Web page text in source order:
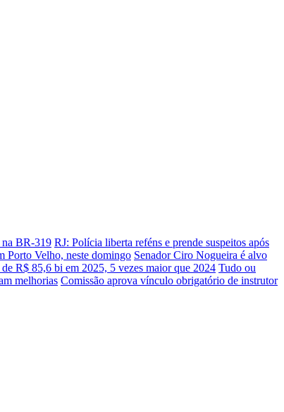
na BR-319 RJ: Polícia liberta reféns e prende suspeitos após
Porto Velho, neste domingo Senador Ciro Nogueira é alvo
de R$ 85,6 bi em 2025, 5 vezes maior que 2024 Tudo ou
melhorias Comissão aprova vínculo obrigatório de instrutor